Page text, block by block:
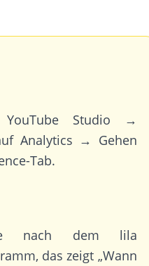
Studio →
Analytics → Gehen
Tab.
nach dem lila
das zeigt „Wann